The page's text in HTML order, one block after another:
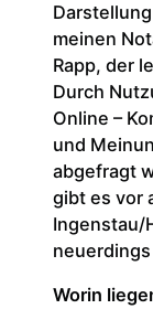
meinen
Rapp, der
Durch
Online –
und
abgefragt
gibt es vor
Ingenstau/
Worin